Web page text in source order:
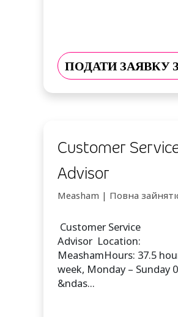
ПОДАТИ ЗАЯВКУ
Customer
Advisor
Measham | Повна
Customer Service
Advisor Location:
MeashamHours: 37.5
week, Monday – Sunday
&ndas...